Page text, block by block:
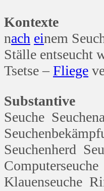
Kontexte
nach einem
Ställe entseucht
Tsetse –Fliege
Substantive
Seuche
Seuchenherd
Klauenseuche